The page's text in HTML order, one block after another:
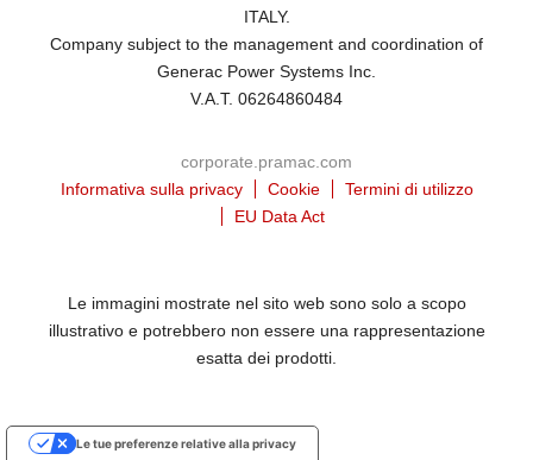
ITALY.
Company subject to the management and coordination of
Generac Power Systems Inc.
V.A.T. 06264860484
corporate.pramac.com
Informativa sulla privacy
Cookie
Termini di utilizzo
EU Data Act
Le immagini mostrate nel sito web sono solo a scopo
illustrativo e potrebbero non essere una rappresentazione
esatta dei prodotti.
Le tue preferenze relative alla privacy